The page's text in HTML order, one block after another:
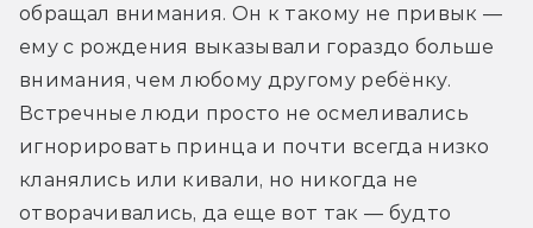
обращал внимания. Он к такому не привык —
ему с рождения выказывали гораздо больше
внимания, чем любому другому ребёнку.
Встречные люди просто не осмеливались
игнорировать принца и почти всегда низко
кланялись или кивали, но никогда не
отворачивались, да еще вот так — будто